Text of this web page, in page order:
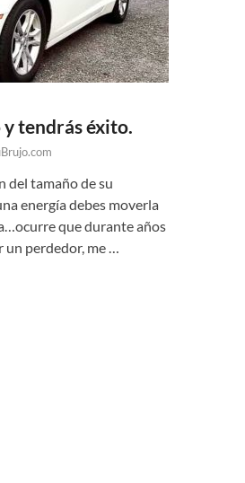
tendrás éxito.
del tamaño de su
energía debes moverla
que durante años
perdedor, me …